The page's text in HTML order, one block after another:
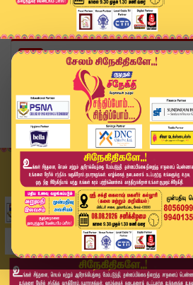
Home
வீடியோ ஸ்டோரி
"ரசிகர்கள் சினிமா பார்த்து